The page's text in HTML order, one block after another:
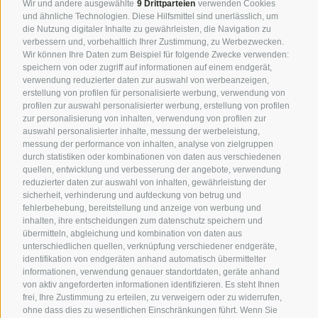
Wir und andere ausgewählte 9 Drittparteien verwenden Cookies
und ähnliche Technologien. Diese Hilfsmittel sind unerlässlich, um
die Nutzung digitaler Inhalte zu gewährleisten, die Navigation zu
verbessern und, vorbehaltlich Ihrer Zustimmung, zu Werbezwecken.
Wir können Ihre Daten zum Beispiel für folgende Zwecke verwenden:
speichern von oder zugriff auf informationen auf einem endgerät,
verwendung reduzierter daten zur auswahl von werbeanzeigen,
erstellung von profilen für personalisierte werbung, verwendung von
profilen zur auswahl personalisierter werbung, erstellung von profilen
zur personalisierung von inhalten, verwendung von profilen zur
auswahl personalisierter inhalte, messung der werbeleistung,
messung der performance von inhalten, analyse von zielgruppen
durch statistiken oder kombinationen von daten aus verschiedenen
quellen, entwicklung und verbesserung der angebote, verwendung
reduzierter daten zur auswahl von inhalten, gewährleistung der
sicherheit, verhinderung und aufdeckung von betrug und
fehlerbehebung, bereitstellung und anzeige von werbung und
inhalten, ihre entscheidungen zum datenschutz speichern und
übermitteln, abgleichung und kombination von daten aus
unterschiedlichen quellen, verknüpfung verschiedener endgeräte,
identifikation von endgeräten anhand automatisch übermittelter
informationen, verwendung genauer standortdaten, geräte anhand
von aktiv angeforderten informationen identifizieren. Es steht Ihnen
frei, Ihre Zustimmung zu erteilen, zu verweigern oder zu widerrufen,
ohne dass dies zu wesentlichen Einschränkungen führt. Wenn Sie
Immer informiert? Ja natürlich
NEWSLETTER ANMELDEN
PREIS BERECHNEN
JETZT ANFRAGEN
ONLINE BUCHEN
GUTSCHEIN
JOBS
SOCIAL WALL
ANREISE
URLAUB MIT HUND
SMART WORKING